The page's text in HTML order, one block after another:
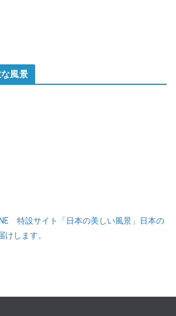
風景
特設サイト「日本の美しい風景」日本の
します。